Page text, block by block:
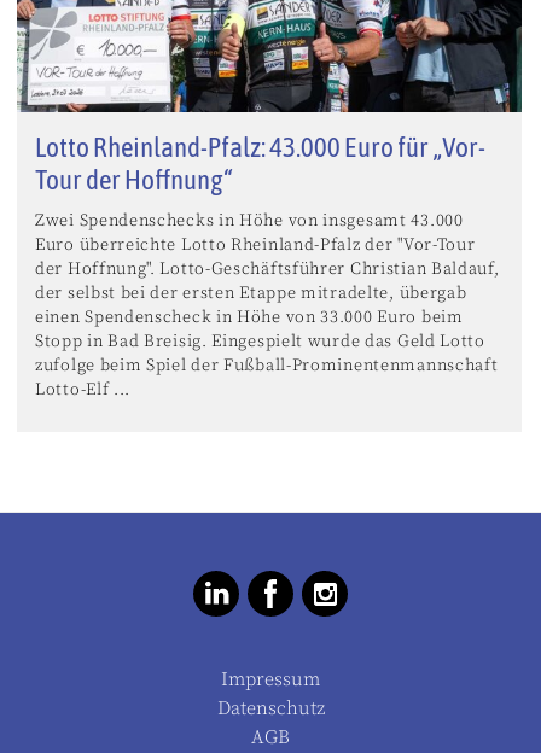
Lotto Rheinland-Pfalz: 43.000 Euro für „Vor-
Tour der Hoffnung“
Zwei Spendenschecks in Höhe von insgesamt 43.000
Euro überreichte Lotto Rheinland-Pfalz der "Vor-Tour
der Hoffnung". Lotto-Geschäftsführer Christian Baldauf,
der selbst bei der ersten Etappe mitradelte, übergab
einen Spendenscheck in Höhe von 33.000 Euro beim
Stopp in Bad Breisig. Eingespielt wurde das Geld Lotto
zufolge beim Spiel der Fußball-Prominentenmannschaft
Lotto-Elf ...
Impressum
Datenschutz
AGB